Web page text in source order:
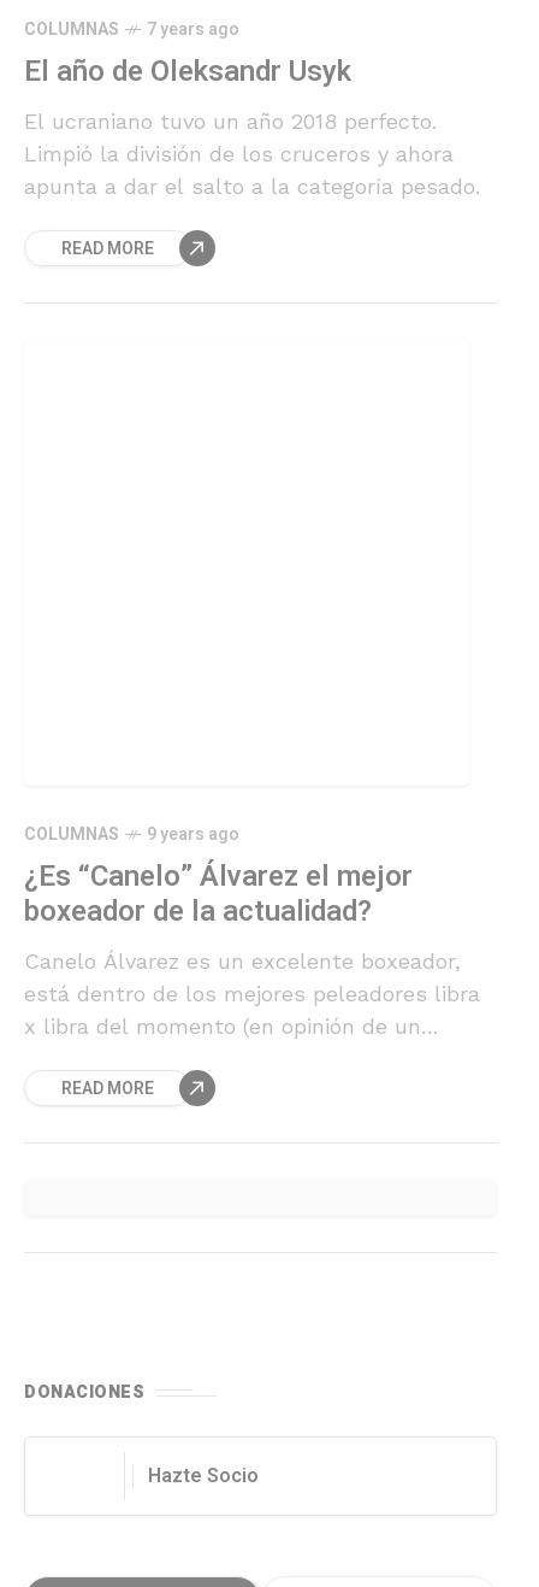
COLUMNAS 7 years ago
El año de Oleksandr Usyk
El ucraniano tuvo un año 2018 perfecto.
Limpió la división de los cruceros y ahora
apunta a dar el salto a la categoría pesado.
READ MORE
COLUMNAS 9 years ago
¿Es “Canelo” Álvarez el mejor
boxeador de la actualidad?
Canelo Álvarez es un excelente boxeador,
está dentro de los mejores peleadores libra
x libra del momento (en opinión de un
por los puntos anteriormente mostrados no
READ MORE
DONACIONES
Hazte Socio